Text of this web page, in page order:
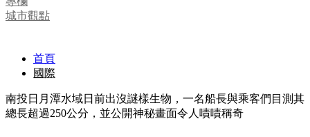
城市觀點
首頁
國際
南投日月潭水域日前出沒謎樣生物，一名船長與乘客們目測其
總長超過250公分，並公開神秘畫面令人嘖嘖稱奇